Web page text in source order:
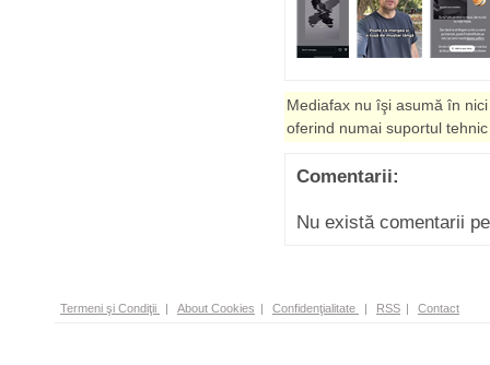
Mediafax nu îşi asumă în
oferind numai suportul
Comentarii:
Nu există comentarii
Termeni şi Condiţii | About Cookies | Confidenţialitate | RSS | Contact